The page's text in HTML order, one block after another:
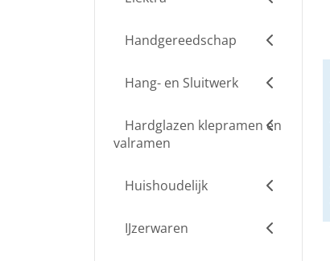
Handgereedschap
Hang- en Sluitwerk
Hardglazen klepramen en
valramen
Huishoudelijk
IJzerwaren